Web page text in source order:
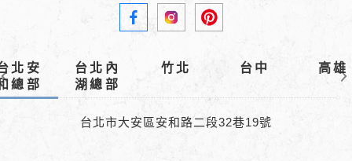
北安
總部
台北內
湖總部
竹北 台中 高雄
台北市大安區安和路二段32巷19號